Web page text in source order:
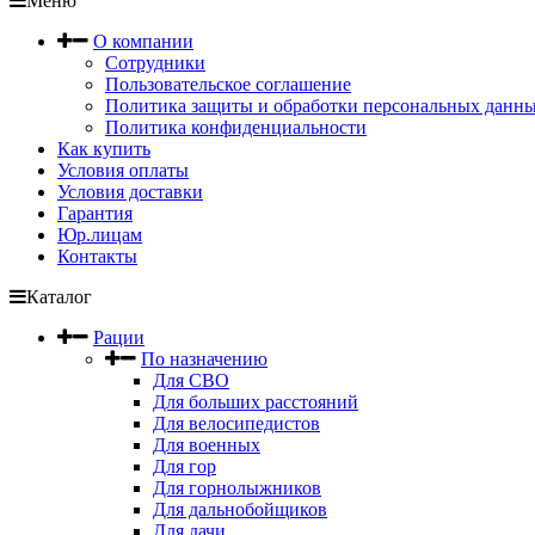
О компании
Сотрудники
Пользовательское соглашение
Политика защиты и обработки персональных
Политика конфиденциальности
Как купить
Условия оплаты
Условия доставки
Гарантия
Юр.лицам
Контакты
Каталог
Рации
По назначению
Для СВО
Для больших расстояний
Для велосипедистов
Для военных
Для гор
Для горнолыжников
Для дальнобойщиков
Для дачи